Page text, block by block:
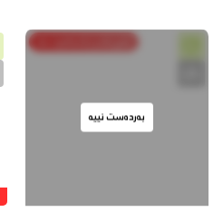
بەردەست نییە